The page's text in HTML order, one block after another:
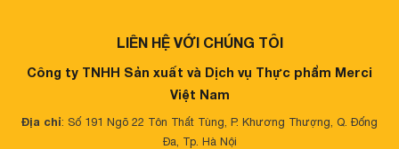
LIÊN HỆ VỚI CHÚNG TÔI
Công ty TNHH Sản xuất và Dịch vụ Thực phẩm Merci
Việt Nam
Địa chỉ: Số 191 Ngõ 22 Tôn Thất Tùng, P. Khương Thượng, Q. Đống
Đa, Tp. Hà Nội